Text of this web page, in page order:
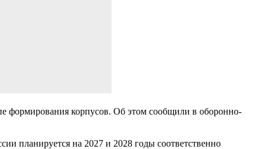
формирования корпусов. Об этом сообщили в оборонно-
на 2027 и 2028 годы соответственно